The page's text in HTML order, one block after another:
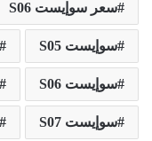
سعر سوإيست S06
سوإيست S05
سوإيست S06
سوإيست S07